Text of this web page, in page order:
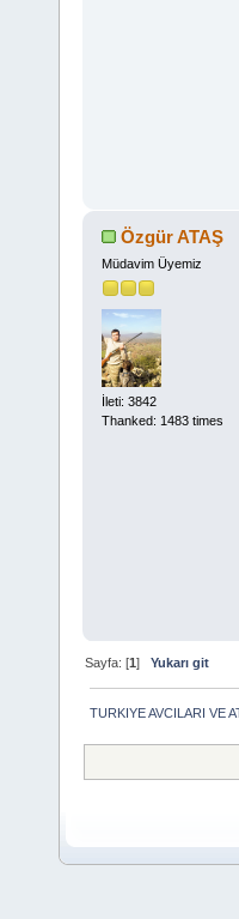
Özgür ATAŞ
Müdavim Üyemiz
İleti: 3842
Thanked: 1483 times
Sayfa: [1]Yukarı git
TURKIYE AVCILARI VE